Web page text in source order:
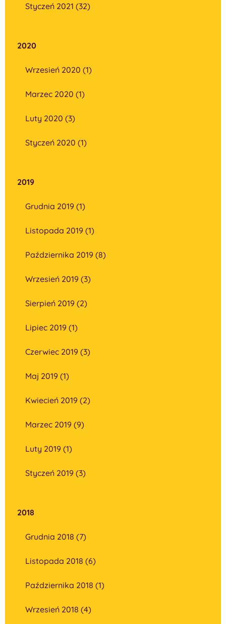
Styczeń 2021 (32)
2020
Wrzesień 2020 (1)
Marzec 2020 (1)
Luty 2020 (3)
Styczeń 2020 (1)
2019
Grudnia 2019 (1)
Listopada 2019 (1)
Października 2019 (8)
Wrzesień 2019 (3)
Sierpień 2019 (2)
Lipiec 2019 (1)
Czerwiec 2019 (3)
Maj 2019 (1)
Kwiecień 2019 (2)
Marzec 2019 (9)
Luty 2019 (1)
Styczeń 2019 (3)
2018
Grudnia 2018 (7)
Listopada 2018 (6)
Października 2018 (1)
Wrzesień 2018 (4)